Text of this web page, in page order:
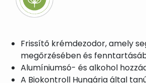
Frissítő krémdezodor, amely
megőrzésében és
Alumíniumsó- és alkohol
A Biokontroll Hungária által